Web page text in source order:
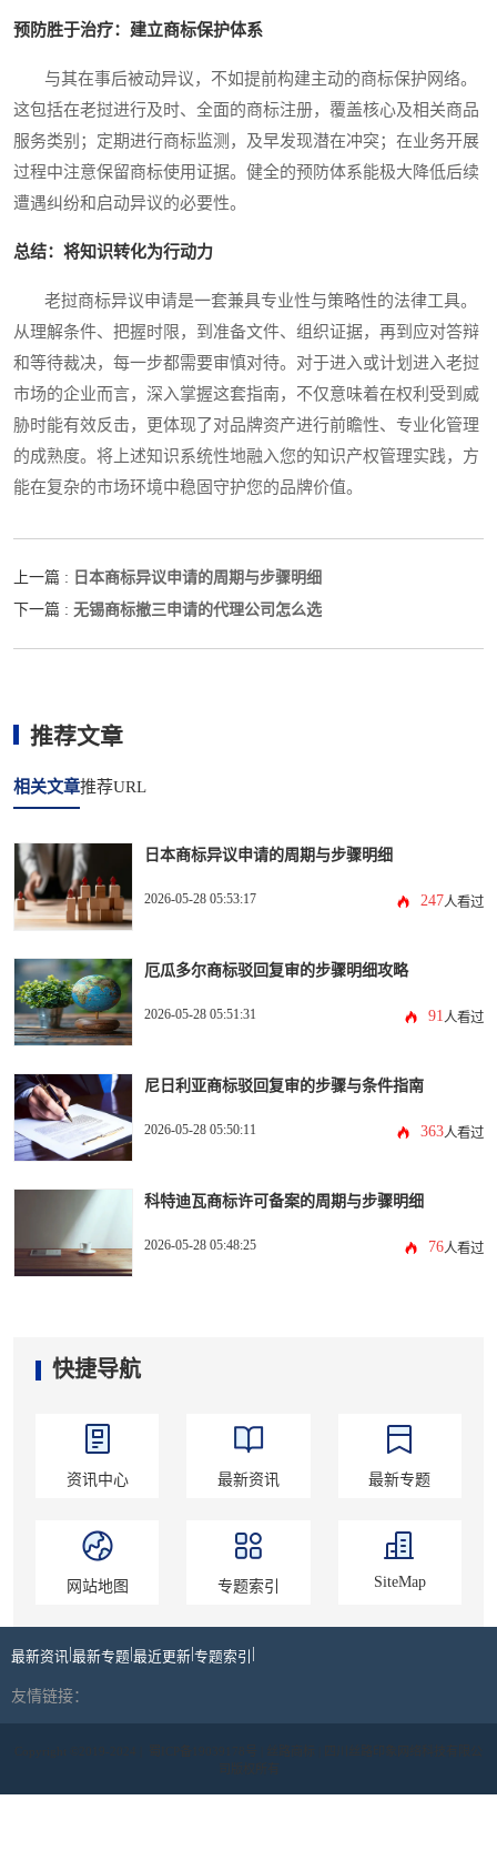
预防胜于治疗：建立商标保护体系
与其在事后被动异议，不如提前构建主动的商标保护网络。
这包括在老挝进行及时、全面的商标注册，覆盖核心及相关商品
服务类别；定期进行商标监测，及早发现潜在冲突；在业务开展
过程中注意保留商标使用证据。健全的预防体系能极大降低后续
遭遇纠纷和启动异议的必要性。
总结：将知识转化为行动力
老挝商标异议申请是一套兼具专业性与策略性的法律工具。
从理解条件、把握时限，到准备文件、组织证据，再到应对答辩
和等待裁决，每一步都需要审慎对待。对于进入或计划进入老挝
市场的企业而言，深入掌握这套指南，不仅意味着在权利受到威
胁时能有效反击，更体现了对品牌资产进行前瞻性、专业化管理
的成熟度。将上述知识系统性地融入您的知识产权管理实践，方
能在复杂的市场环境中稳固守护您的品牌价值。
上一篇 : 日本商标异议申请的周期与步骤明细
下一篇 : 无锡商标撤三申请的代理公司怎么选
推荐文章
相关文章推荐URL
日本商标异议申请的周期与步骤明细
2026-05-28 05:53:17 247人看过
厄瓜多尔商标驳回复审的步骤明细攻略
2026-05-28 05:51:31 91人看过
尼日利亚商标驳回复审的步骤与条件指南
2026-05-28 05:50:11 363人看过
科特迪瓦商标许可备案的周期与步骤明细
2026-05-28 05:48:25 76人看过
快捷导航
资讯中心 最新资讯 最新专题
网站地图 专题索引 SiteMap
最新资讯 最新专题 最近更新 专题索引
友情链接：